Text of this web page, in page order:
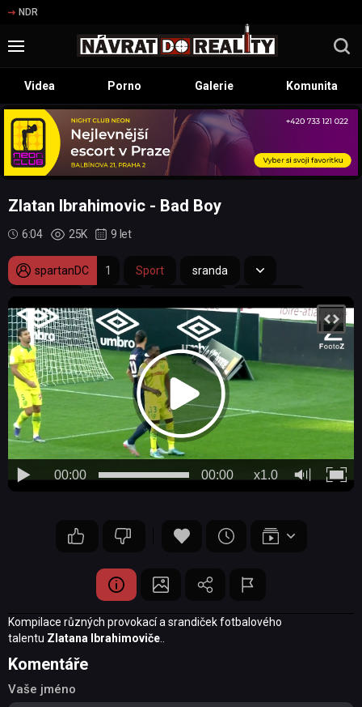
NDR
Videa Porno Galerie Komunita
Zlatan Ibrahimovic - Bad Boy
6:04 25K 9 let
spartanDC 1 Sport sranda
kompilace fotbal provokatér fotbalista
hádka diváci provokace
00:00 x1.0
00:00
Kompilace různých provokací a srandiček fotbalového
talentu Zlatana Ibrahimoviče..
Komentáře
Vaše jméno